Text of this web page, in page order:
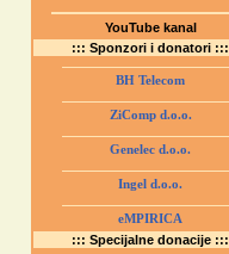
YouTube kanal
GMS Tuzla
::: Sponzori i donatori :::
BH Telecom
ZiComp d.o.o.
Genelec d.o.o.
Ingel d.o.o.
eMPIRICA
::: Specijalne donacije :::